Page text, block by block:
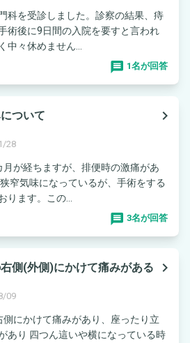
科を受診しました。診察の結果、痔
術後に9日間の入院を要すと言われ
中々休めません...
1名が回答
ついて
navigate_next
28
が経ちますが、排便時の激痛があ
窄気味になっているが、手術をする
ります。この...
3名が回答
側(外側)にかけて痛みがある
navigate_next
09
にかけて痛みがあり、座ったり立
あり 四つん這いや横になっている時